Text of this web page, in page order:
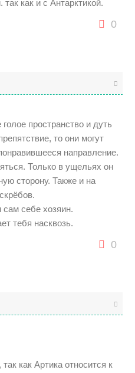
как и с Антарктикой.
0
пространство и дуть
то они могут
направление.
Только в ущельях он
сторону. Также и на
себе хозяин.
тебя насквозь.
0
как Артика относится к